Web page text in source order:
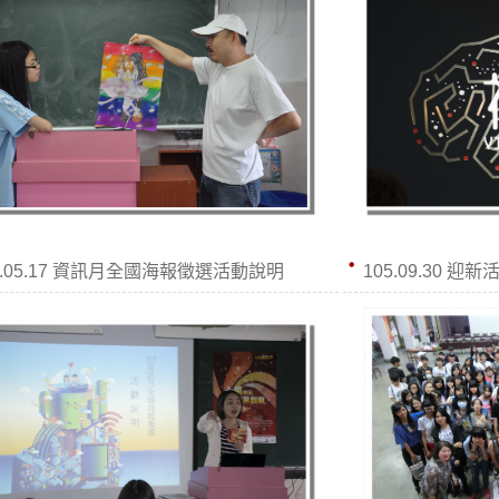
資訊月全國海報徵選活動說明 105.09.30 迎新